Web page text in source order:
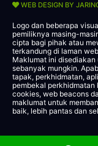
WEB DESIGN BY
Logo dan beberapa
pemiliknya masing-
cipta bagi pihak atau
terkandung di laman
Maklumat ini
sebanyak mungkin.
tapak, perkhidmatan,
pembekal perkhidmatan
cookies, web beacons
maklumat untuk
baik, lebih pantas dan